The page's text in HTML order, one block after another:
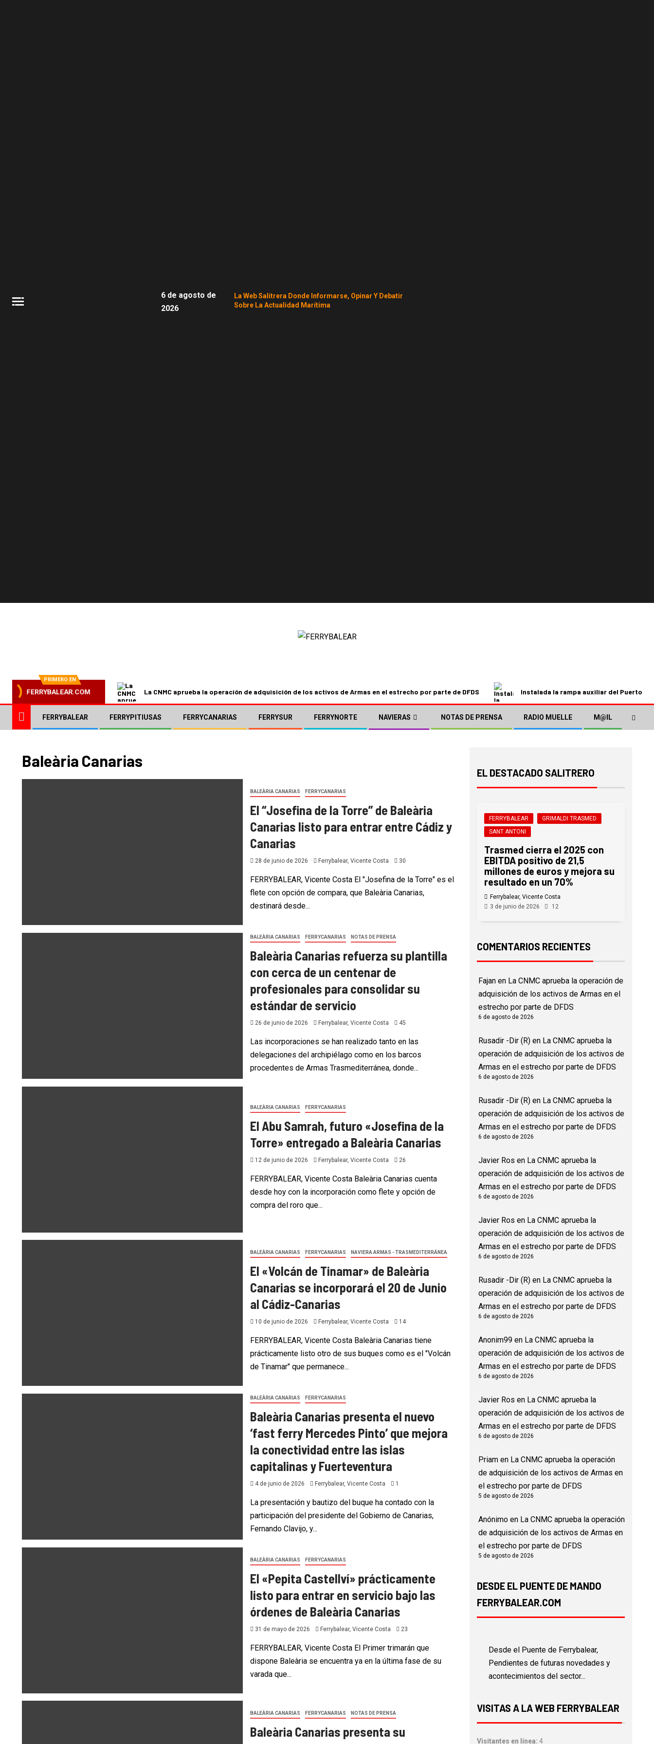
6 de agosto de
2026
La Web Salitrera Donde Informarse, Opinar Y Debatir
Sobre La Actualidad Marítima
PRIMERO EN
FERRYBALEAR.COM La CNMC aprueba la operación de adquisición de los activos de Armas en el estrecho por parte de DFDS Instalada la rampa auxiliar del Puerto de
FERRYBALEAR FERRYPITIUSAS FERRYCANARIAS FERRYSUR FERRYNORTE NAVIERAS NOTAS DE PRENSA RADIO MUELLE M@IL
Baleària Canarias
BALEÀRIA CANARIAS FERRYCANARIAS
El “Josefina de la Torre” de Baleària
Canarias listo para entrar entre Cádiz y
Canarias
28 de junio de 2026 Ferrybalear, Vicente Costa 30
FERRYBALEAR, Vicente Costa El "Josefina de la Torre" es el
flete con opción de compara, que Baleària Canarias,
destinará desde...
BALEÀRIA CANARIAS FERRYCANARIAS NOTAS DE PRENSA
Baleària Canarias refuerza su plantilla
con cerca de un centenar de
profesionales para consolidar su
estándar de servicio
26 de junio de 2026 Ferrybalear, Vicente Costa 45
Las incorporaciones se han realizado tanto en las
delegaciones del archipiélago como en los barcos
procedentes de Armas Trasmediterránea, donde...
BALEÀRIA CANARIAS FERRYCANARIAS
El Abu Samrah, futuro «Josefina de la
Torre» entregado a Baleària Canarias
12 de junio de 2026 Ferrybalear, Vicente Costa 26
FERRYBALEAR, Vicente Costa Baleària Canarias cuenta
desde hoy con la incorporación como flete y opción de
compra del roro que...
BALEÀRIA CANARIAS FERRYCANARIAS NAVIERA ARMAS - TRASMEDITERRÁNEA
El «Volcán de Tinamar» de Baleària
Canarias se incorporará el 20 de Junio
al Cádiz-Canarias
10 de junio de 2026 Ferrybalear, Vicente Costa 14
FERRYBALEAR, Vicente Costa Baleària Canarias tiene
prácticamente listo otro de sus buques como es el "Volcán
de Tinamar" que permanece...
BALEÀRIA CANARIAS FERRYCANARIAS
Baleària Canarias presenta el nuevo
‘fast ferry Mercedes Pinto’ que mejora
la conectividad entre las islas
capitalinas y Fuerteventura
4 de junio de 2026 Ferrybalear, Vicente Costa 1
La presentación y bautizo del buque ha contado con la
participación del presidente del Gobierno de Canarias,
Fernando Clavijo, y...
BALEÀRIA CANARIAS FERRYCANARIAS
El «Pepita Castellví» prácticamente
listo para entrar en servicio bajo las
órdenes de Baleària Canarias
31 de mayo de 2026 Ferrybalear, Vicente Costa 23
FERRYBALEAR, Vicente Costa El Primer trimarán que
dispone Baleària se encuentra ya en la última fase de su
varada que...
BALEÀRIA CANARIAS FERRYCANARIAS NOTAS DE PRENSA
Baleària Canarias presenta su
EL DESTACADO SALITRERO
FERRYBALEAR
GRIMALDI TRASMED
SANT ANTONI
Trasmed cierra el 2025 con
EBITDA positivo de 21,5
millones de euros y mejora su
resultado en un 70%
Ferrybalear, Vicente Costa
3 de junio de 2026
12
COMENTARIOS RECIENTES
Fajanen La CNMC aprueba la operación de
adquisición de los activos de Armas en el
estrecho por parte de DFDS
6 de agosto de 2026
Rusadir -Dir (R)en La CNMC aprueba la
operación de adquisición de los activos de
Armas en el estrecho por parte de DFDS
6 de agosto de 2026
Rusadir -Dir (R)en La CNMC aprueba la
operación de adquisición de los activos de
Armas en el estrecho por parte de DFDS
6 de agosto de 2026
Javier Ros en La CNMC aprueba la
operación de adquisición de los activos de
Armas en el estrecho por parte de DFDS
6 de agosto de 2026
Javier Ros en La CNMC aprueba la
operación de adquisición de los activos de
Armas en el estrecho por parte de DFDS
6 de agosto de 2026
Rusadir -Dir (R)en La CNMC aprueba la
operación de adquisición de los activos de
Armas en el estrecho por parte de DFDS
6 de agosto de 2026
Anonim99en La CNMC aprueba la
operación de adquisición de los activos de
Armas en el estrecho por parte de DFDS
6 de agosto de 2026
Javier Ros en La CNMC aprueba la
operación de adquisición de los activos de
Armas en el estrecho por parte de DFDS
6 de agosto de 2026
Priamen La CNMC aprueba la operación
de adquisición de los activos de Armas en
el estrecho por parte de DFDS
5 de agosto de 2026
Anónimoen La CNMC aprueba la operación
de adquisición de los activos de Armas en
el estrecho por parte de DFDS
5 de agosto de 2026
DESDE EL PUENTE DE MANDO
FERRYBALEAR.COM
Desde el Puente de Ferrybalear,
Pendientes de futuras novedades y
acontecimientos del sector...
VISITAS A LA WEB FERRYBALEAR
Visitantes en línea: 4